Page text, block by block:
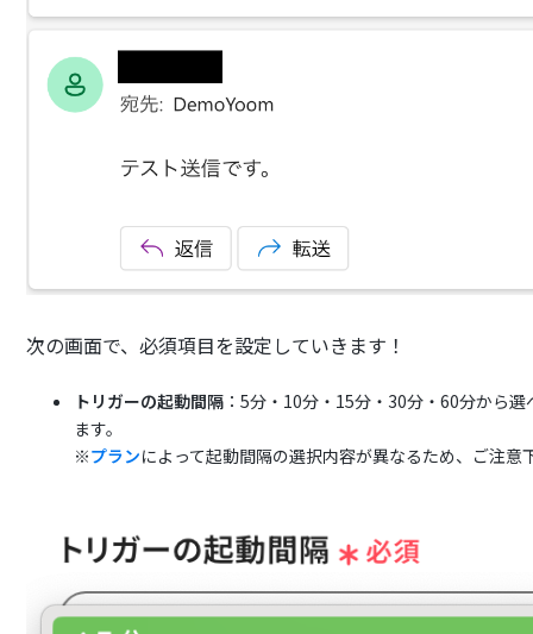
次の画面で、必須項目を設定していきます！
トリガーの起動間隔 ：5分・10分・15分・30分・60分から
ます。
※プランによって起動間隔の選択内容が異なるため、ご注意